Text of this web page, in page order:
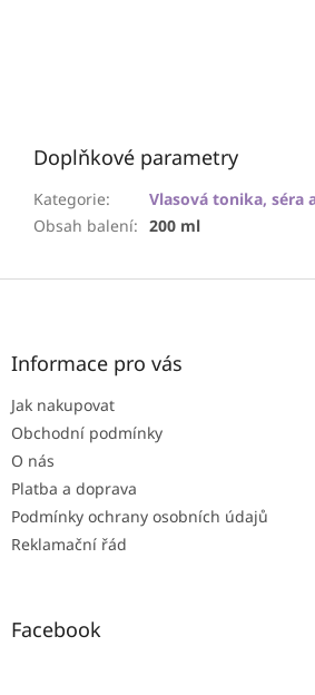
Doplňkové parametry
Kategorie:
Vlasová tonika, séra
Obsah balení: 200 ml
Z
Informace pro vás
Jak nakupovat
Obchodní podmínky
O nás
Platba a doprava
Podmínky ochrany osobních údajů
Reklamační řád
Facebook